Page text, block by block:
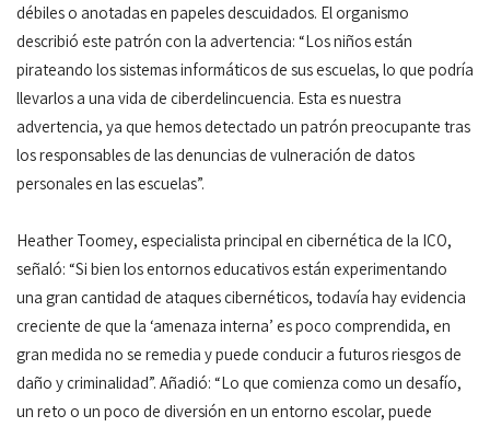
débiles o anotadas en papeles descuidados. El organismo
describió este patrón con la advertencia: “Los niños están
pirateando los sistemas informáticos de sus escuelas, lo que podría
llevarlos a una vida de ciberdelincuencia. Esta es nuestra
advertencia, ya que hemos detectado un patrón preocupante tras
los responsables de las denuncias de vulneración de datos
personales en las escuelas”.
Heather Toomey, especialista principal en cibernética de la ICO,
señaló: “Si bien los entornos educativos están experimentando
una gran cantidad de ataques cibernéticos, todavía hay evidencia
creciente de que la ‘amenaza interna’ es poco comprendida, en
gran medida no se remedia y puede conducir a futuros riesgos de
daño y criminalidad”. Añadió: “Lo que comienza como un desafío,
un reto o un poco de diversión en un entorno escolar, puede